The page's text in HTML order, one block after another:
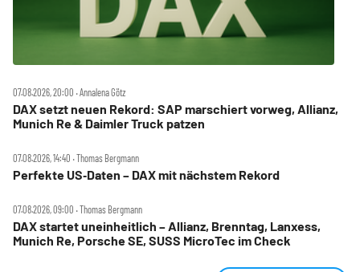
07.08.2026, 20:00 ‧ Annalena Götz
DAX setzt neuen Rekord: SAP marschiert vorweg, Allianz,
Munich Re & Daimler Truck patzen
07.08.2026, 14:40 ‧ Thomas Bergmann
Perfekte US‑Daten – DAX mit nächstem Rekord
07.08.2026, 09:00 ‧ Thomas Bergmann
DAX startet uneinheitlich – Allianz, Brenntag, Lanxess,
Munich Re, Porsche SE, SUSS MicroTec im Check